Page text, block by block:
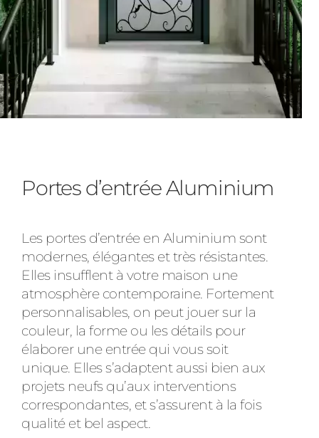
Portes d’entrée Aluminium
Les portes d’entrée en Aluminium sont
modernes, élégantes et très résistantes.
Elles insufflent à votre maison une
atmosphère contemporaine. Fortement
personnalisables, on peut jouer sur la
couleur, la forme ou les détails pour
élaborer une entrée qui vous soit
unique. Elles s’adaptent aussi bien aux
projets neufs qu’aux interventions
correspondantes, et s’assurent à la fois
qualité et bel aspect.